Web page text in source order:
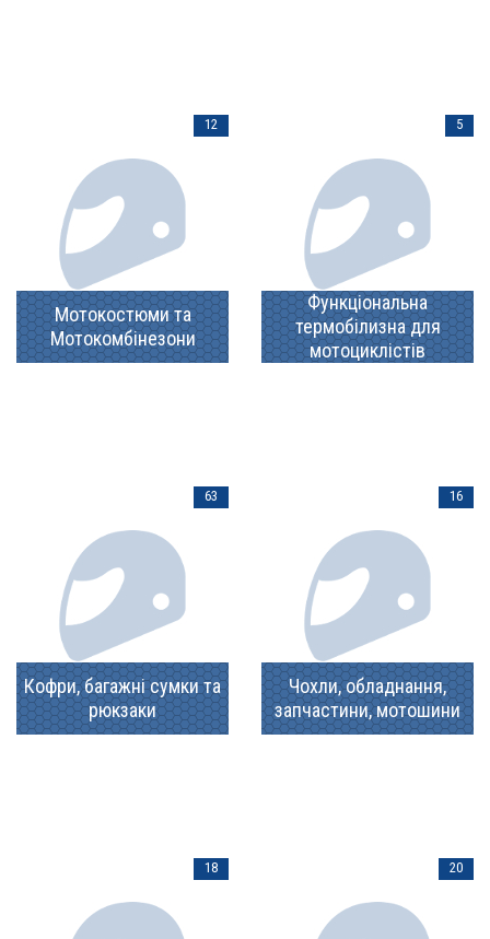
Мотокостюми та
Мотокомбінезони
12
Функціональна
термобілизна для
мотоциклістів
5
Кофри, багажні сумки та
рюкзаки
63
Чохли, обладнання,
запчастини, мотошини
16
18 20